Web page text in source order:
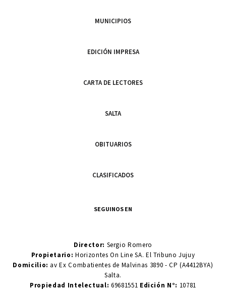
MUNICIPIOS
EDICIÓN IMPRESA
CARTA DE LECTORES
SALTA
OBITUARIOS
CLASIFICADOS
SEGUINOS EN
Director: Sergio Romero
Propietario:Horizontes On Line SA. El Tribuno Jujuy
Domicilio: av Ex Combatientes de Malvinas 3890 - CP (A4412BYA)
Salta.
Propiedad Intelectual: 69681551 Edición N°: 10781